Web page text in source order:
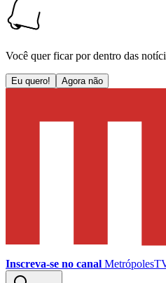
Você quer ficar por dentro das
Eu quero! Agora não
Inscreva-se no canal